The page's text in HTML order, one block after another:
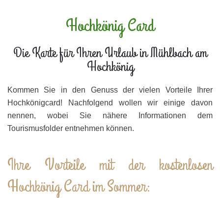
Hochkönig Card
Die Karte für Ihren Urlaub in Mühlbach am
Hochkönig
Kommen Sie in den Genuss der vielen Vorteile Ihrer
Hochkönigcard! Nachfolgend wollen wir einige davon
nennen, wobei Sie nähere Informationen dem
Tourismusfolder entnehmen können.
Ihre Vorteile mit der kostenlosen
Hochkönig Card im Sommer: